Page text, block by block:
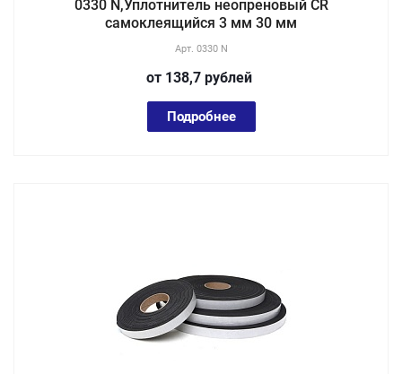
0330 N,Уплотнитель неопреновый CR
самоклеящийся 3 мм 30 мм
Арт. 0330 N
от 138,7 рублей
Подробнее